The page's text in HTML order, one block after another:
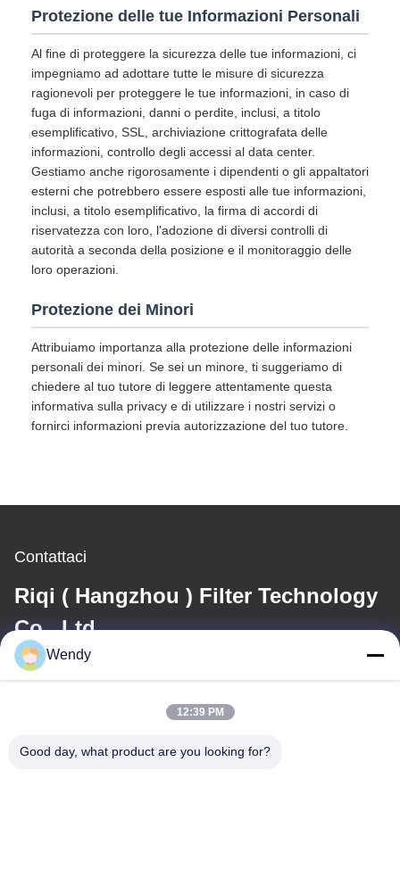
Protezione delle tue Informazioni Personali
Al fine di proteggere la sicurezza delle tue informazioni, ci
impegniamo ad adottare tutte le misure di sicurezza
ragionevoli per proteggere le tue informazioni, in caso di
fuga di informazioni, danni o perdite, inclusi, a titolo
esemplificativo, SSL, archiviazione crittografata delle
informazioni, controllo degli accessi al data center.
Gestiamo anche rigorosamente i dipendenti o gli appaltatori
esterni che potrebbero essere esposti alle tue informazioni,
inclusi, a titolo esemplificativo, la firma di accordi di
riservatezza con loro, l'adozione di diversi controlli di
autorità a seconda della posizione e il monitoraggio delle
loro operazioni.
Protezione dei Minori
Attribuiamo importanza alla protezione delle informazioni
personali dei minori. Se sei un minore, ti suggeriamo di
chiedere al tuo tutore di leggere attentamente questa
informativa sulla privacy e di utilizzare i nostri servizi o
fornirci informazioni previa autorizzazione del tuo tutore.
Contattaci
Riqi ( Hangzhou ) Filter Technology
Co., Ltd.
E-mail
wendy@hzriqi.com
Wendy
12:39 PM
Good day, what product are you looking for?